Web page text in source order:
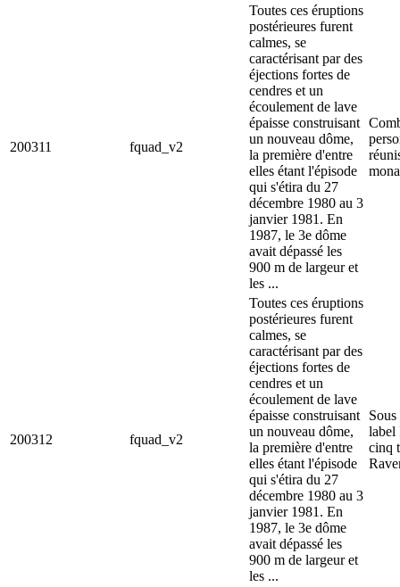
200311 fquad_v2
Toutes ces éruptions
postérieures furent
calmes, se
caractérisant par des
éjections fortes de
cendres et un
écoulement de lave
épaisse construisant
un nouveau dôme,
la première d'entre
elles étant l'épisode
qui s'étira du 27
décembre 1980 au 3
janvier 1981. En
1987, le 3e dôme
avait dépassé les
900 m de largeur et
les ...
200312 fquad_v2
Toutes ces éruptions
postérieures furent
calmes, se
caractérisant par des
éjections fortes de
cendres et un
écoulement de lave
épaisse construisant
un nouveau dôme,
la première d'entre
elles étant l'épisode
qui s'étira du 27
décembre 1980 au 3
janvier 1981. En
1987, le 3e dôme
avait dépassé les
900 m de largeur et
les ...
label
cinq